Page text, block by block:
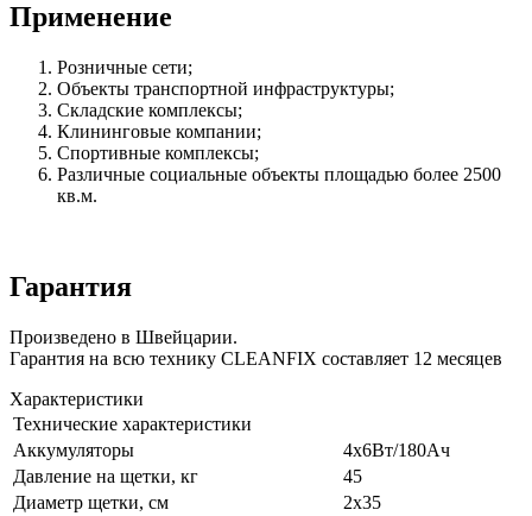
Применение
Розничные сети;
Объекты транспортной инфраструктуры;
Складские комплексы;
Клининговые компании;
Спортивные комплексы;
Различные социальные объекты площадью более 2500
кв.м.
Гарантия
Произведено в Швейцарии.
Гарантия на всю технику CLEANFIX составляет 12 месяцев
Характеристики
Технические характеристики
Аккумуляторы
4х6Вт/180Ач
Давление на щетки, кг
45
Диаметр щетки, см
2х35